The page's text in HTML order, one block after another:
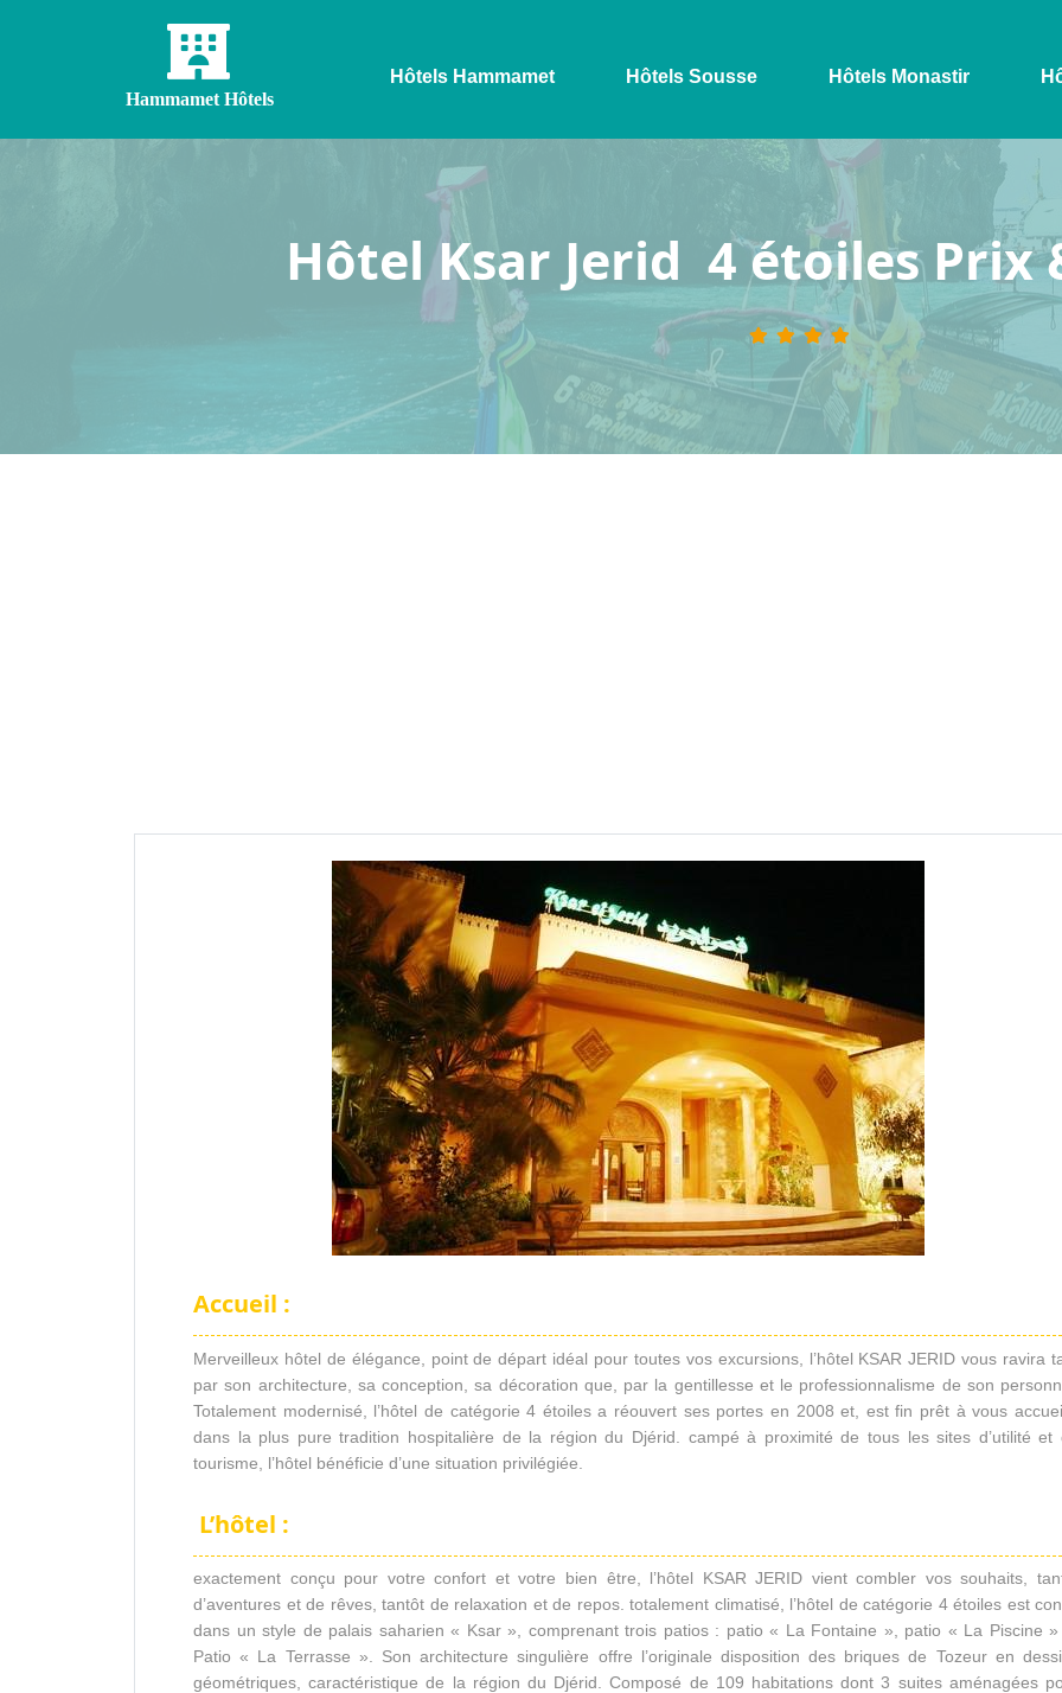
Hammamet Hôtels
Hôtels Hammamet Hôtels Sousse Hôtels Monastir
Hôtel Ksar Jerid 4 étoiles Prix
Accueil :
Merveilleux hôtel de élégance, point de départ idéal pour toutes vos excursions, l’hôtel KSAR JERID vous ravira
par son architecture, sa conception, sa décoration que, par la gentillesse et le professionnalisme de son
Totalement modernisé, l’hôtel de catégorie 4 étoiles a réouvert ses portes en 2008 et, est fin prêt à vous
dans la plus pure tradition hospitalière de la région du Djérid. campé à proximité de tous les sites d’utilité et
tourisme, l’hôtel bénéficie d’une situation privilégiée.
L’hôtel :
exactement conçu pour votre confort et votre bien être, l’hôtel KSAR JERID vient combler vos souhaits,
d’aventures et de rêves, tantôt de relaxation et de repos. totalement climatisé, l’hôtel de catégorie 4 étoiles est
dans un style de palais saharien « Ksar », comprenant trois patios : patio « La Fontaine », patio « La Piscine
Patio « La Terrasse ». Son architecture singulière offre l’originale disposition des briques de Tozeur en
géométriques, caractéristique de la région du Djérid. Composé de 109 habitations dont 3 suites aménagées